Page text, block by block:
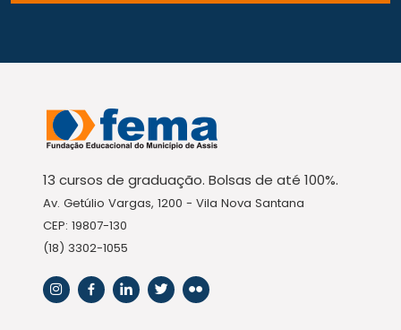
13 cursos de graduação. Bolsas de até 100%.
Av. Getúlio Vargas, 1200 - Vila Nova Santana
CEP: 19807-130
(18) 3302-1055